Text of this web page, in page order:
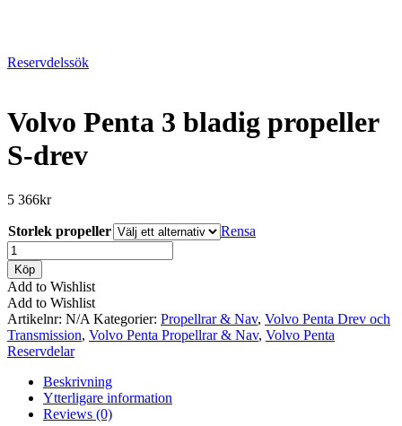
Reservdelssök
Volvo Penta 3 bladig propeller
S-drev
5 366kr
Storlek propeller
Rensa
Volvo
Penta
3
bladig
propeller
S-
drev
mängd
Köp
Add to Wishlist
Add to Wishlist
Artikelnr: N/A Kategorier: Propellrar & Nav, Volvo Penta Drev och
Transmission, Volvo Penta Propellrar & Nav, Volvo Penta
Reservdelar
Beskrivning
Ytterligare information
Reviews (0)